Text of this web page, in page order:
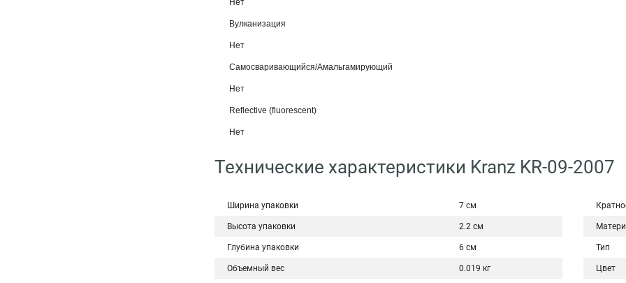
Нет
Вулканизация
Нет
Самосваривающийся/Амальгамирующий
Нет
Reflective (fluorescent)
Нет
Технические характеристики Kranz KR-09-2007
Ширина упаковки 7 см
Высота упаковки 2.2 см
Глубина упаковки 6 см
Объемный вес 0.019 кг
Тип
Цвет